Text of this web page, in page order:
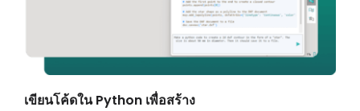
เขียนโค้ดใน Python เพื่อสร้าง